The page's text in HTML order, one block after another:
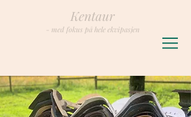
Kentaur
- med fokus på hele ekvipasjen